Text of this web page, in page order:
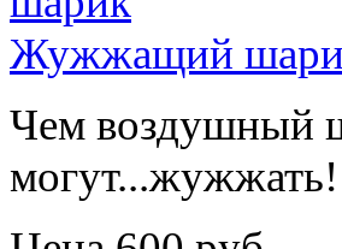
Жужжащий
Чем воздушный